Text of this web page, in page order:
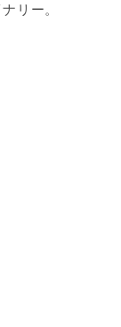
リー。